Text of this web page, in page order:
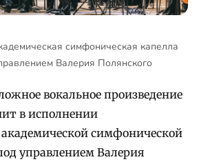
симфоническая капелла
Валерия Полянского
вокальное произведение
в исполнении
академической симфонической
управлением Валерия